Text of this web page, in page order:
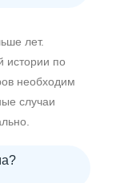
лет.
истории по
необходим
случаи